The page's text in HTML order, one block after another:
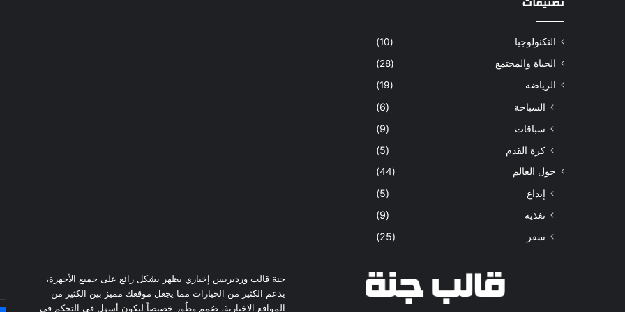
التكنولوجيا
(10)
الحياة والمجتمع
(28)
الرياضة
(19)
السباحة
(6)
سباقات
(9)
كرة القدم
(5)
حول العالم (44)
إبداع
(5)
تغذية
(9)
سفر
(25)
جنة قالب وردبريس إخباري يظهر بشكل رائع على جميع الأجهزة،
يدعم الكثير من الخيارات مما يجعل موقعك مميز بين الكثير من
المواقع الإخبارية، صُمم وطُور خصيصاً ليكون أسهل في التحكم في